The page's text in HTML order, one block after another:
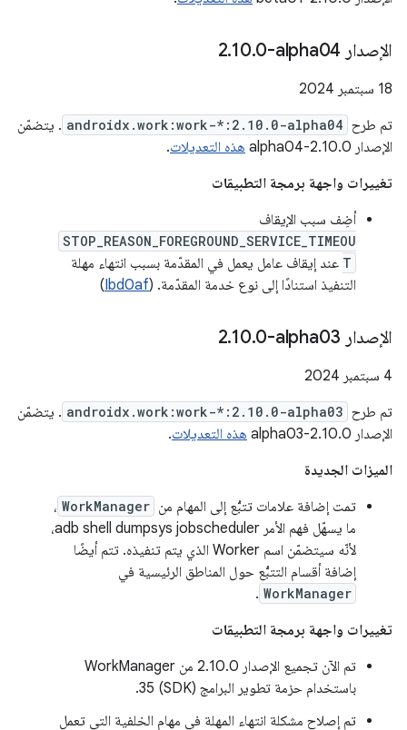
الإصدار ‎2 .10.0-alpha04
‫18 سبتمبر 2024
تم طرح androidx.work:work-*:2.10.0-alpha04 . يتضمّن
الإصدار 2.10.0-alpha04
هذه التعديلات.
تغييرات واجهة برمجة التطبيقات
أضِف سبب الإيقاف
STOP_REASON_FOREGROUND_SERVICE_TIMEOU
T عند إيقاف عامل يعمل في المقدّمة بسبب انتهاء مهلة
التنفيذ استنادًا إلى نوع خدمة المقدّمة. (Ibd0af
)
الإصدار ‎2 .10.0-alpha03
‫4 سبتمبر 2024
تم طرح androidx.work:work-*:2.10.0-alpha03 . يتضمّن
الإصدار 2.10.0-alpha03
هذه التعديلات.
الميزات الجديدة
تمت إضافة علامات تتبُّع إلى المهام من WorkManager ،
ما يسهّل فهم الأمر adb shell dumpsys jobscheduler،
لأنّه سيتضمّن اسم Worker الذي يتم تنفيذه. تتم أيضًا
إضافة أقسام التتبُّع حول المناطق الرئيسية في
WorkManager
.
تغييرات واجهة برمجة التطبيقات
تم الآن تجميع الإصدار 2.10.0 من WorkManager
باستخدام حزمة تطوير البرامج (SDK) 35.
تم إصلاح مشكلة انتهاء المهلة في مهام الخلفية التي تعمل